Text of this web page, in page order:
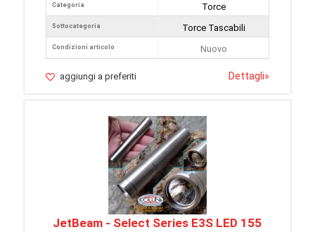
Categoria
Sottocategoria
Condizioni articolo
Torce
Torce Tascabili
Nuovo
aggiungi a preferiti Dettagli»
JetBeam - Select Series E3S LED 155